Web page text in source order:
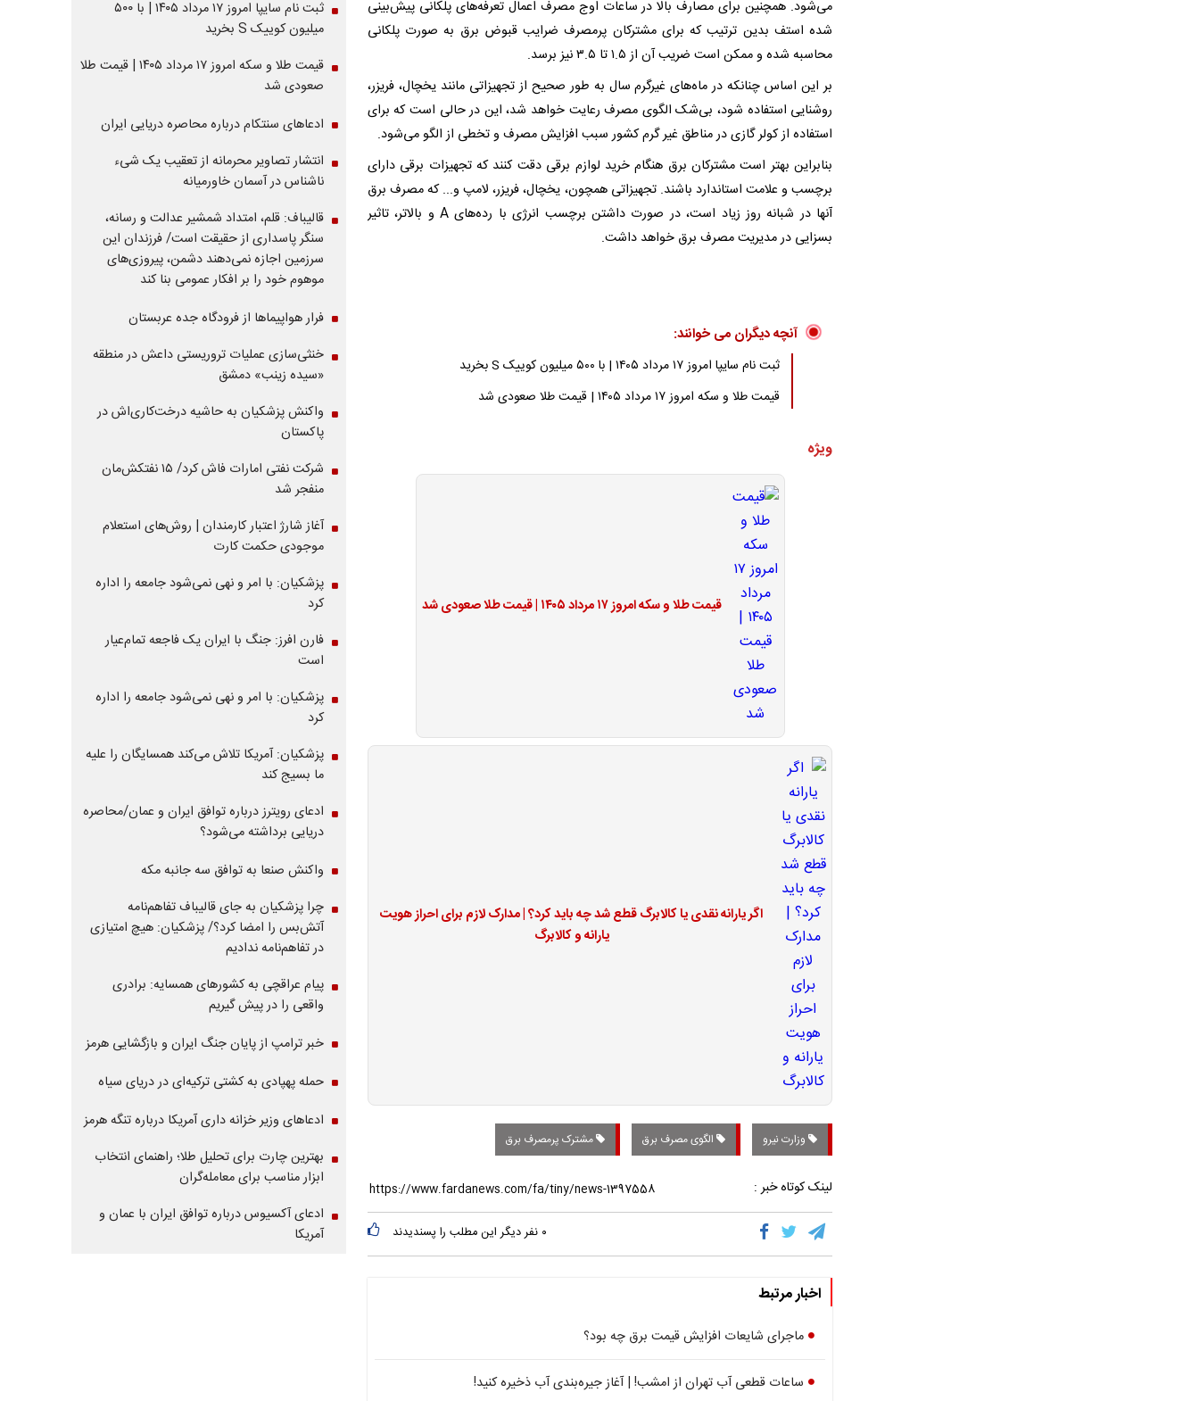
می‌شود. همچنین برای مصارف بالا در ساعات اوج مصرف اعمال تعرفه‌های پلکانی پیش‌بینی
شده استف بدین ترتیب که برای مشترکان پرمصرف ضرایب قبوض برق به صورت پلکانی
محاسبه شده و ممکن است ضریب آن از ۱.۵ تا ۳.۵ نیز برسد.
بر این اساس چنانکه در ماه‌های غیرگرم سال به طور صحیح از تجهیزاتی مانند یخچال، فریزر،
روشنایی استفاده شود، بی‌شک الگوی مصرف رعایت خواهد شد، این در حالی است که برای
استفاده از کولر گازی در مناطق غیر گرم کشور سبب افزایش مصرف و تخطی از الگو می‌شود.
بنابراین بهتر است مشترکان برق هنگام خرید لوازم برقی دقت کنند که تجهیزات برقی دارای
برچسب و علامت استاندارد باشند. تجهیزاتی همچون، یخچال، فریزر، لامپ و... که مصرف برق
آنها در شبانه روز زیاد است، در صورت داشتن برچسب انرژی با رده‌های A و بالاتر، تاثیر
بسزایی در مدیریت مصرف برق خواهد داشت.
آنچه دیگران می خوانند:
ثبت نام سایپا امروز ۱۷ مرداد ۱۴۰۵ | با ۵۰۰ میلیون کوییک S بخرید
قیمت طلا و سکه امروز ۱۷ مرداد ۱۴۰۵ | قیمت طلا صعودی شد
ویژه
قیمت طلا و سکه امروز ۱۷ مرداد ۱۴۰۵ | قیمت طلا صعودی شد
اگر یارانه نقدی یا کالابرگ قطع شد چه باید کرد؟ | مدارک لازم برای احراز هویت
یارانه و کالابرگ
وزارت نیرو الگوی مصرف برق مشترک پرمصرف برق
لینک کوتاه خبر :
۰ نفر دیگر این مطلب را پسندیدند
اخبار مرتبط
ماجرای شایعات افزایش قیمت برق چه بود؟
ساعات قطعی آب تهران از امشب! | ​آغاز جیره‌بندی آب ذخیره کنید!
ثبت نام سایپا امروز ۱۷ مرداد ۱۴۰۵ | با ۵۰۰
میلیون کوییک S بخرید
قیمت طلا و سکه امروز ۱۷ مرداد ۱۴۰۵ | قیمت طلا
صعودی شد
ادعاهای سنتکام درباره محاصره دریایی ایران
انتشار تصاویر محرمانه از تعقیب یک شیء
ناشناس در آسمان خاورمیانه
قالیباف: قلم، امتداد شمشیر عدالت و رسانه،
سنگر پاسداری از حقیقت است/ فرزندان این
سرزمین اجازه نمی‌دهند دشمن، پیروزی‌های
موهوم خود را بر افکار عمومی بنا کند
فرار هواپیماها از فرودگاه جده عربستان
خنثی‌سازی عملیات تروریستی داعش در منطقه
«سیده زینب» دمشق
واکنش پزشکیان به حاشیه درخت‌کاری‌اش در
پاکستان
شرکت نفتی امارات فاش کرد/ ۱۵ نفتکش‌مان
منفجر شد
آغاز شارژ اعتبار کارمندان | روش‌های استعلام
موجودی حکمت کارت
پزشکیان: با امر و نهی نمی‌شود جامعه را اداره
کرد
فارن افرز: جنگ با ایران یک فاجعه تمام‌عیار
است
پزشکیان: با امر و نهی نمی‌شود جامعه را اداره
کرد
پزشکیان: آمریکا تلاش می‌کند همسایگان را علیه
ما بسیج کند
ادعای رویترز درباره توافق ایران و عمان/محاصره
دریایی برداشته می‌شود؟
واکنش صنعا به توافق سه جانبه مکه
چرا پزشکیان به جای قالیباف تفاهم‌نامه
آتش‌بس را امضا کرد؟/ پزشکیان: هیچ امتیازی
در تفاهم‌نامه ندادیم
پیام عراقچی به کشورهای همسایه: برادری
واقعی را در پیش گیریم
خبر ترامپ از پایان جنگ ایران و بازگشایی هرمز
حمله پهپادی به کشتی ترکیه‌ای در دریای سیاه
ادعاهای وزیر خزانه داری آمریکا درباره تنگه هرمز
بهترین چارت برای تحلیل طلا؛ راهنمای انتخاب
ابزار مناسب برای معامله‌گران
ادعای آکسیوس درباره توافق ایران با عمان و
آمریکا